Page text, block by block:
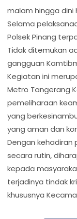
malam hingga dini
Selama
Polsek Pinang
Tidak ditemukan
gangguan
Kegiatan ini
Metro Tangerang
pemeliharaan
yang
yang aman dan
Dengan kehadiran
secara rutin,
kepada
terjadinya tindak
khususnya